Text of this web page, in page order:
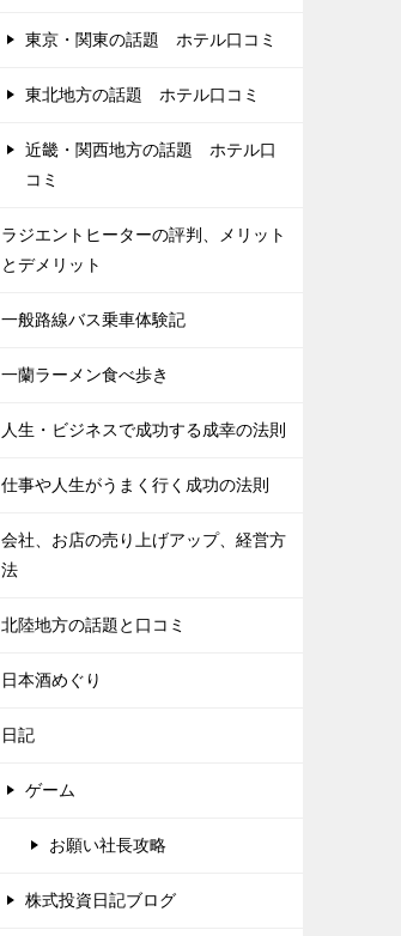
東京・関東の話題 ホテル口コミ
東北地方の話題 ホテル口コミ
近畿・関西地方の話題 ホテル口
コミ
ラジエントヒーターの評判、メリット
とデメリット
一般路線バス乗車体験記
一蘭ラーメン食べ歩き
人生・ビジネスで成功する成幸の法則
仕事や人生がうまく行く成功の法則
会社、お店の売り上げアップ、経営方
法
北陸地方の話題と口コミ
日本酒めぐり
日記
ゲーム
お願い社長攻略
株式投資日記ブログ